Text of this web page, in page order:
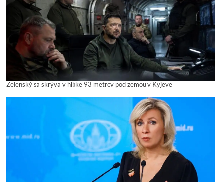
Zelenský sa skrýva v hĺbke 93 metrov pod zemou v Kyjeve